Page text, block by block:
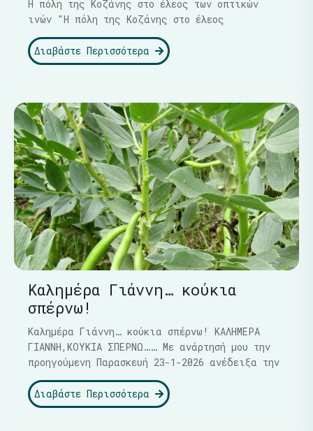
Η πόλη της Κοζάνης στο έλεος των οπτικών
ινών "Η πόλη της Κοζάνης στο έλεος
Διαβάστε Περισσότερα
Καλημέρα Γιάννη… κούκια
σπέρνω!
Καλημέρα Γιάννη… κούκια σπέρνω! ΚΑΛΗΜΕΡΑ
ΓΙΑΝΝΗ,ΚΟΥΚΙΑ ΣΠΕΡΝΩ…… Με ανάρτησή μου την
προηγούμενη Παρασκευή 23-1-2026 ανέδειξα την
Διαβάστε Περισσότερα